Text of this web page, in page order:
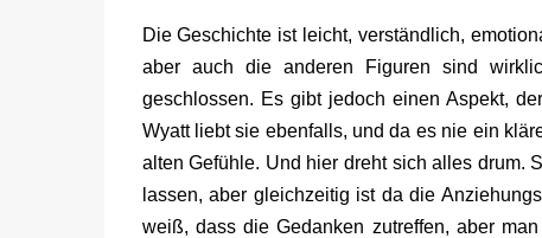
Die Geschichte ist leicht, verständlich,
aber auch die anderen Figuren sind
geschlossen. Es gibt jedoch einen Aspekt,
Wyatt liebt sie ebenfalls, und da es nie ein
alten Gefühle. Und hier dreht sich alles drum.
lassen, aber gleichzeitig ist da die
weiß, dass die Gedanken zutreffen, aber